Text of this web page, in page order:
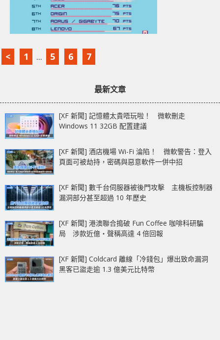
< 1 ... 5 6 7
最新文章
[XF 新聞] 記憶體太貴唔玩啦！ 微軟刪走
Windows 11 32GB 配置建議
[XF 新聞] 酒店機場 Wi-Fi 淪陷！ 微軟警告：登入
頁面可被劫持，密碼與惡意軟件一併中招
[XF 新聞] 數千台伺服器被後門攻擊 主機板控制器
漏洞部分甚至超過 10 年歷史
[XF 新聞] 港澳聯合搗破 Fun Coffee 咖啡科研騙
局 涉款近億‧聲稱高達 4 倍回報
[XF 新聞] Coldcard 離線「冷錢包」爆出致命漏洞
黑客已盜走逾 1.3 億美元比特幣